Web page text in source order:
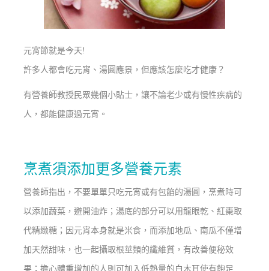
元宵節就是今天!
許多人都會吃元宵、湯圓應景，但應該怎麼吃才健康？
有營養師教授民眾幾個小貼士，讓不論老少或有慢性疾病的
人，都能健康過元宵。
烹煮須添加更多營養元素
營養師指出，不要單單只吃元宵或有包餡的湯圓，烹煮時可
以添加蔬菜，避開油炸；湯底的部分可以用龍眼乾、紅棗取
代精緻糖；因元宵本身就是米食，而添加地瓜、南瓜不僅增
加天然甜味，也一起攝取根莖類的纖維質，有改善便秘效
果；擔心體重增加的人則可加入低熱量的白木耳使有飽足